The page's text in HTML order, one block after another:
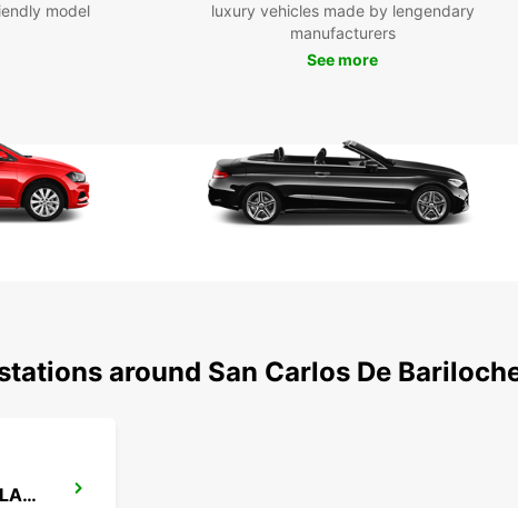
model
luxury vehicles made by lengendary
manufacturers
See more
around San Carlos De
BARILOCHE TTE LUIS CANDELARIA AIRPORT